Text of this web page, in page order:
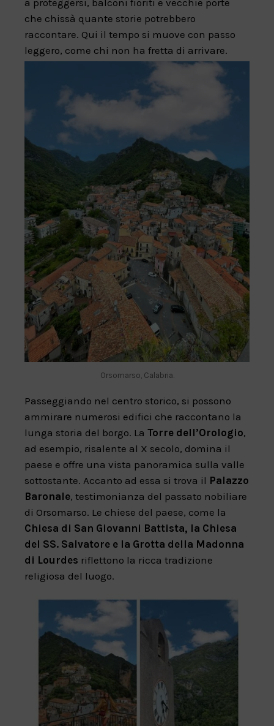
a proteggersi, balconi fioriti e vecchie porte
che chissà quante storie potrebbero
raccontare. Qui il tempo si muove con passo
leggero, come chi non ha fretta di arrivare.
Orsomarso, Calabria.
Passeggiando nel centro storico, si possono
ammirare numerosi edifici che raccontano la
lunga storia del borgo. La Torre dell’Orologio,
ad esempio, risalente al X secolo, domina il
paese e offre una vista panoramica sulla valle
sottostante. Accanto ad essa si trova il Palazzo
Baronale, testimonianza del passato nobiliare
di Orsomarso. Le chiese del paese, come la
Chiesa di San Giovanni Battista, la Chiesa
del SS. Salvatore e la Grotta della Madonna
di Lourdes riflettono la ricca tradizione
religiosa del luogo.